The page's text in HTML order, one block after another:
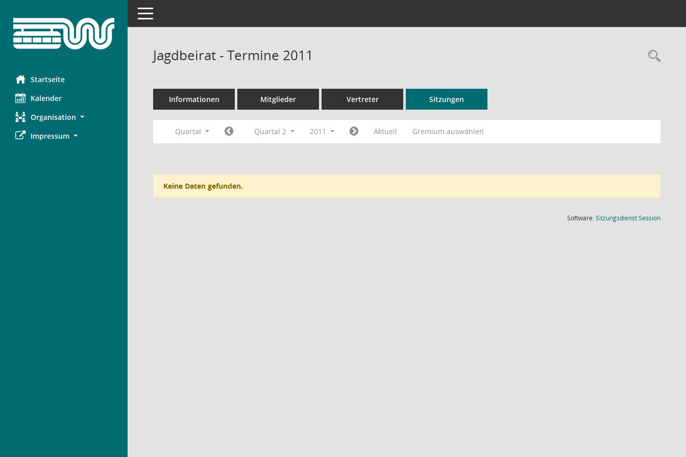
Startseite
Kalender
Organisation
Impressum
Toggle navigation
Jagdbeirat - Termine 2011
Informationen Mitglieder Vertreter Sitzungen
Quartal Quartal 2 2011 Aktuell Gremium auswählen
Keine Daten gefunden.
Software:SitzungsdienstSession(Wird in